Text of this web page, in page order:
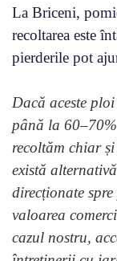
La Briceni,
recoltarea este
pierderile pot
Dacă aceste
până la
recoltăm chiar
există
direcționate
valoarea
cazul nostru,